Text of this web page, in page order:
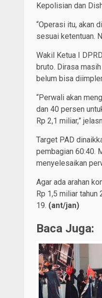
Kepolisian dan
“Operasi itu, akan
sesuai ketentuan.
Wakil Ketua I
bruto. Dirasa
belum bisa
“Perwali akan
dan 40 persen
Rp 2,1 miliar,”
Target PAD
pembagian 60:40.
menyelesaikan
Agar ada arahan
Rp 1,5 miliar
19. (ant/jan)
Baca Juga: